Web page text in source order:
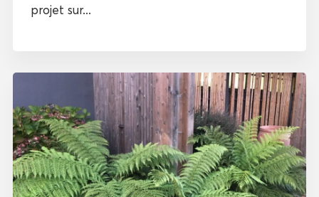
projet sur...